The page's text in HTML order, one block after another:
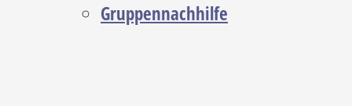
Gruppennachhilfe